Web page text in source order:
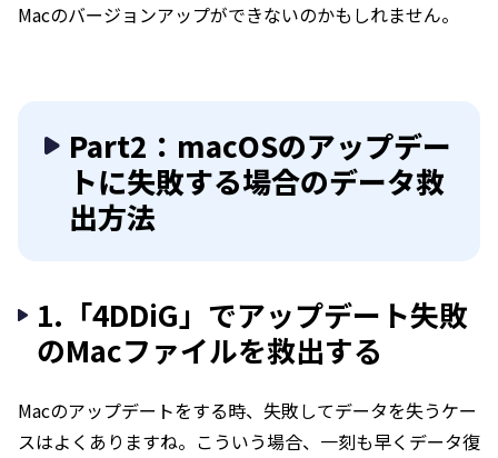
Macのバージョンアップができないのかもしれません。
Part2：macOSのアップデー
トに失敗する場合のデータ救
出方法
1.「4DDiG」でアップデート失敗
のMacファイルを救出する
Macのアップデートをする時、失敗してデータを失うケー
スはよくありますね。こういう場合、一刻も早くデータ復